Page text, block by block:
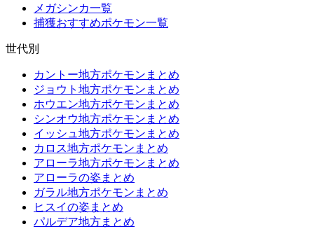
メガシンカ一覧
捕獲おすすめポケモン一覧
世代別
カントー地方ポケモンまとめ
ジョウト地方ポケモンまとめ
ホウエン地方ポケモンまとめ
シンオウ地方ポケモンまとめ
イッシュ地方ポケモンまとめ
カロス地方ポケモンまとめ
アローラ地方ポケモンまとめ
アローラの姿まとめ
ガラル地方ポケモンまとめ
ヒスイの姿まとめ
パルデア地方まとめ